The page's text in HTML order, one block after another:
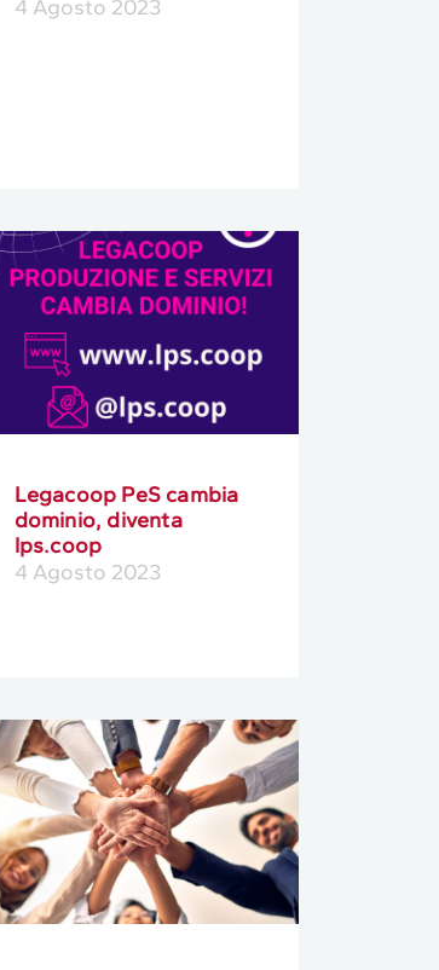
4 Agosto 2023
Legacoop PeS cambia
dominio, diventa
lps.coop
4 Agosto 2023